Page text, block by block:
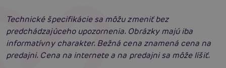
Technické špecifikácie sa môžu zmeniť bez
predchádzajúceho upozornenia. Obrázky majú iba
informatívny charakter. Bežná cena znamená cena na
predajni. Cena na internete a na predajni sa môže líšiť.